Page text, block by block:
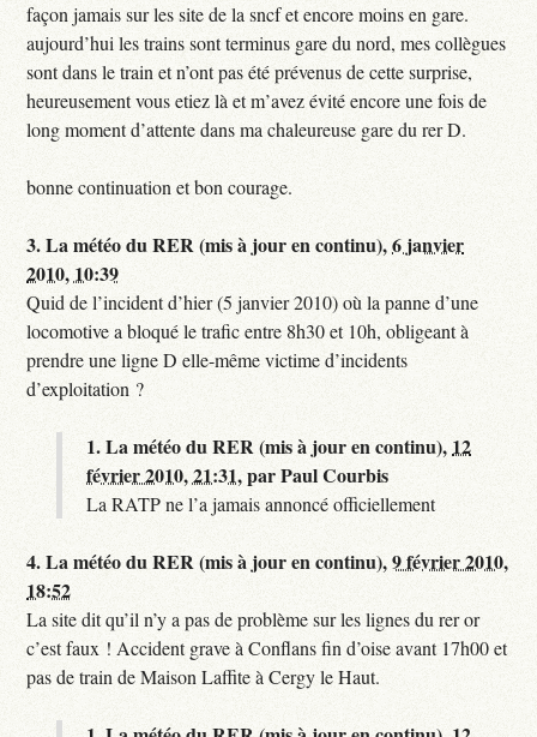
façon jamais sur les site de la sncf et encore moins en gare.
aujourd’hui les trains sont terminus gare du nord, mes collègues
sont dans le train et n’ont pas été prévenus de cette surprise,
heureusement vous etiez là et m’avez évité encore une fois de
long moment d’attente dans ma chaleureuse gare du rer D.
bonne continuation et bon courage.
3.La météo du RER (mis à jour en continu),6 janvier
2010, 10:39
Quid de l’incident d’hier (5 janvier 2010) où la panne d’une
locomotive a bloqué le trafic entre 8h30 et 10h, obligeant à
prendre une ligne D elle-même victime d’incidents
d’exploitation ?
1.La météo du RER (mis à jour en continu), 12
février 2010, 21:31,parPaul Courbis
La RATP ne l’a jamais annoncé officiellement
4.La météo du RER (mis à jour en continu),9 février 2010,
18:52
La site dit qu’il n’y a pas de problème sur les lignes du rer or
c’est faux ! Accident grave à Conflans fin d’oise avant 17h00 et
pas de train de Maison Laffite à Cergy le Haut.